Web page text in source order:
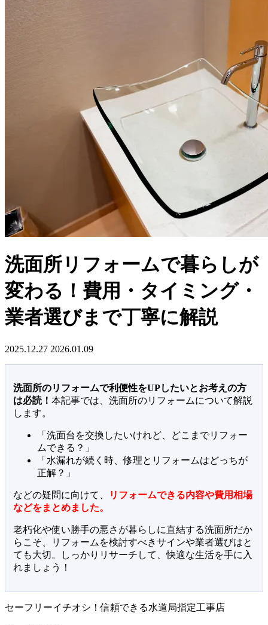
洗面所リフォームで暮らしが
変わる！費用・タイミング・
業者選びまで丁寧に解説
2025.12.27 2026.01.09
洗面所のリフォームで利便性をUPしたいとお考えの方
は必読！ 本記事では、洗面所のリフォームについて解説
します。
「洗面台を交換したいけれど、どこまでリフォー
ムできる？」
「水漏れが続く時、修理とリフォームはどっちが
正解？」
などの疑問に向けて、
リフォームできる内容や費用相場
などをまとめました。
老朽化や使い勝手の悪さが暮らしに直結する洗面所だか
らこそ、リフォームを検討すべきサインや業者選びはと
ても大切。しっかりリサーチして、快適な生活を手に入
れましょう！
セーフリーイチオシ！信頼できる水道局指定工事店